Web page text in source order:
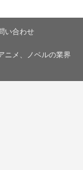
い合わせ
ニメ、ノベルの業界